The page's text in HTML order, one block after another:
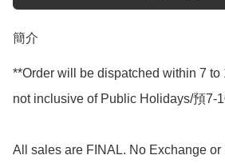
簡介
**Order will be dispatched within 7 to
not inclusive of Public Holidays/預7-
All sales are FINAL. No Exchange or